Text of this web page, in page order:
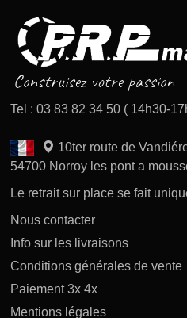
Tel : 03 83 82 34 50 ( 14h30-
10ter route de
54700 Norroy les pont a
Le retrait sur place se fait
Nous contacter
Info sur les livraisons
Conditions générales de vente
Paiement 3x 4x
Mentions légales